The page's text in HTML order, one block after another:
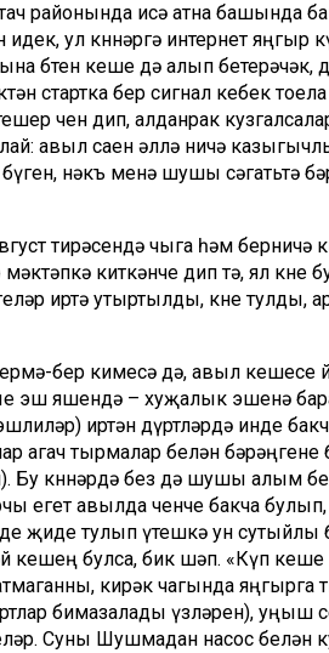
районында исә атна башында
ул көннәргә интернет яңгыр
бөтен кеше дә алып бетерәчәк,
стартка бер сигнал кебек
өчен дип, алданрак
авыл саен әллә ничә
нәкъ менә шушы сәгатьтә
тирәсендә чыга һәм берничә
киткәнче дип тә, ял көне
иртә утыртылды, көне тулды,
бер кимесә дә, авыл
эш яшендә – хуҗалык эшенә
иртән дүртләрдә инде
агач тырмалар белән
Бу көннәрдә без дә шушы алым
егет авылда өченче бакча
җиде тулып үтешкә ун сутыйлы
кешең булса, бик шәп. «Күп кеше
кирәк чагында яңгырга
бимазалады үзләрен), уңыш
Суны Шушмадан насос белән